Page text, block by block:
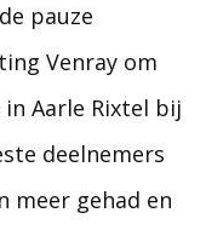
pauze
Venray om
Aarle Rixtel bij
deelnemers
meer gehad en